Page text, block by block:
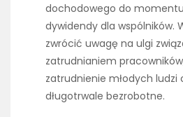
dochodowego do
dywidendy dla wspólników.
zwrócić uwagę na ulgi
zatrudnianiem
zatrudnienie młodych ludzi
długotrwale bezrobotne.